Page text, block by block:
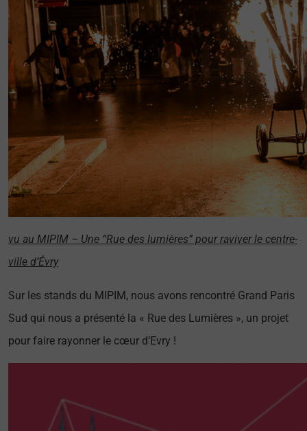
vu au MIPIM – Une “Rue des lumières” pour raviver le centre-
ville d’Évry
Sur les stands du MIPIM, nous avons rencontré Grand Paris
Sud qui nous a présenté la « Rue des Lumières », un projet
pour faire rayonner le cœur d’Evry !